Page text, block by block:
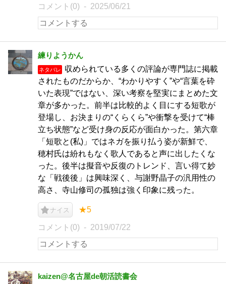
コメント(0) 2025/06/21
練りようかん
ネタバレ
収められている多くの評論が専門誌に掲載
されたものだからか、“わかりやすく”や“言葉を砕
いた表現”ではない、深い考察を堅実にまとめた文
章が多かった。前半は比較的よく目にする短歌が
登場し、お決まりの“くらくら”や衝撃を受けて“棒
立ち状態”など受け身の反応が面白かった。第六章
「短歌と(私)」ではネガを振り払う姿が新鮮で、
穂村氏は紛れもなく歌人であると声に出したくな
った。後半は擬音や反復のトレンド、言い得て妙
な「戦後後」は興味深く、与謝野晶子の汎用性の
高さ、寺山修司の孤独は強く印象に残った。
ナイス ★5
コメント(0) 2019/07/22
kaizen@名古屋de朝活読書会